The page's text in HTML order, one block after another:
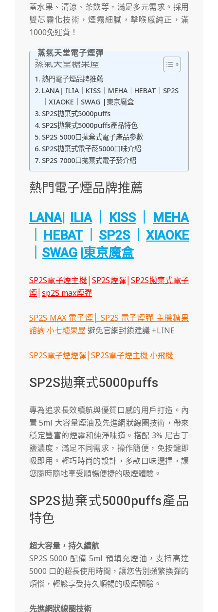
蓋水果、清涼、茶飲等，滿足多元需求。採用
雙芯霧化技術，煙霧細膩，擊喉感純正，滿
1000免運費！
蒸氣天堂電子煙彈
蒸氣天堂糖果屋
熱門電子煙品牌推薦
LANA| ILIA｜KISS｜MEHA｜HEBAT｜SP2S
｜XIAOKE｜SWAG |東京魔盒
SP2S拋棄式5000puffs
SP2S拋棄式5000puffs產品特色
SP2S 5000口拋棄式電子產品參數
SP2S拋棄式電子菸5000口味介紹
SP2S 7000口拋棄式電子菸介紹
熱門電子煙品牌推薦
LANA| ILIA｜ KISS｜
MEHA
HEBAT SP2S ｜XIAOKE
SWAG 東京魔盒
SP2S電子煙主機 │SP2S煙彈 │SP2S拋棄式電子
煙 sp2S max煙彈
SP2S MAX 電子煙│ SP2S 電子煙彈 主機糖果
諮詢 小七糖果屋 避免官網封鎖建議 +LINE
SP2S電子煙煙彈│SP2S電子煙主機 小飛機
SP2S拋棄式5000puffs
專為追求長效續航與優質口感的用戶打造。內
置 5ml 大容量煙油及先進網狀線圈技術，帶來
穩定豐富的煙霧和純淨味道。搭配 3% 尼古丁
鹽濃度，滿足不同需求，操作簡便，免按鍵即
吸即用。輕巧時尚的設計，多款口味選擇，讓
您隨時隨地享受順暢便捷的吸煙體驗。
SP2S拋棄式5000puffs產品
特色
超大容量，持久續航
SP2S 5000 配備 5ml 預填充煙油，支持高達
5000 口的超長使用時間，讓您告別頻繁換彈的
煩惱，輕鬆享受持久順暢的吸煙體驗。
先進網狀線圈技術